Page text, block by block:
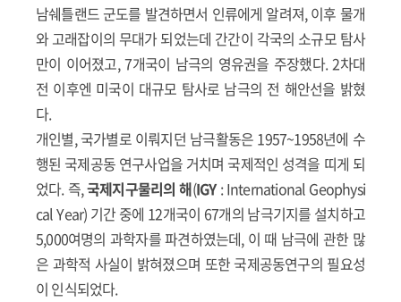
남쉐틀랜드 군도를 발견하면서 인류에게 알려져, 이후 물개
와 고래잡이의 무대가 되었는데 간간이 각국의 소규모 탐사
만이 이어졌고, 7개국이 남극의 영유권을 주장했다. 2차대
전 이후엔 미국이 대규모 탐사로 남극의 전 해안선을 밝혔
다.
개인별, 국가별로 이뤄지던 남극활동은 1957~1958년에 수
행된 국제공동 연구사업을 거치며 국제적인 성격을 띠게 되
었다. 즉,국제지구물리의 해(IGY: International Geophysi
cal Year) 기간 중에 12개국이 67개의 남극기지를 설치하고
5,000여명의 과학자를 파견하였는데, 이 때 남극에 관한 많
은 과학적 사실이 밝혀졌으며 또한 국제공동연구의 필요성
이 인식되었다.